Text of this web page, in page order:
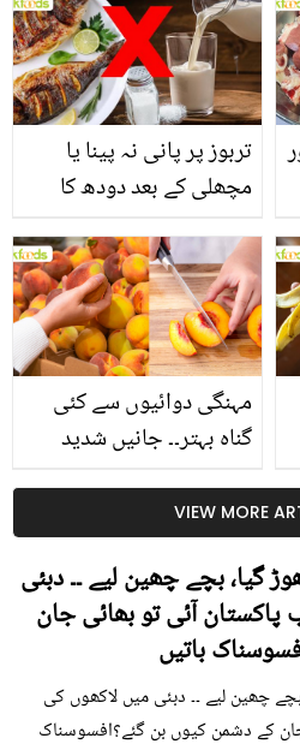
انگیز طبی فوائد
تربوز پر پانی نہ پینا یا
مچھلی کے بعد دودھ کا
سے متعلق غلط فہمیوں کی
حقیقت کیا ہے اور افواہ
کیا؟
مہنگی دوائیوں سے کئی
گناہ بہتر۔۔ جانیں شدید
کیوں کھانا چاہیے؟
VIEW MORE
گیا، بچے چھین لیے ۔۔ دبئی
آئی تو بھائی جان
باتیں
چھین لیے ۔۔ دبئی میں لاکھوں کی
کے دشمن کیوں بن گئے؟افسوسناک